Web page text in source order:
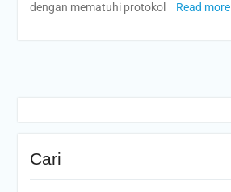
dengan mematuhi protokol
Read more
Cari